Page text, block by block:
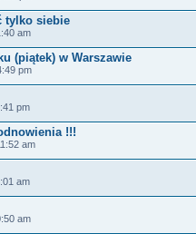
tylko siebie
am
(piątek) w Warszawie
pm
pm
!!!
am
am
am